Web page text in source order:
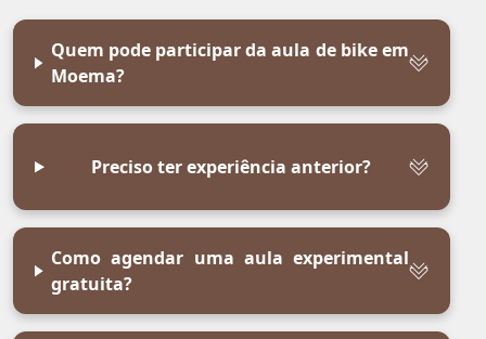
Quem pode participar da aula de bike em
Moema?
Preciso ter experiência anterior?
Como agendar uma aula experimental
gratuita?